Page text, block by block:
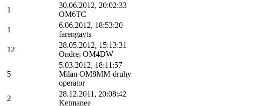
1
30.06.2012, 20:02:33
OM6TC
1
6.06.2012, 18:53:20
farengayts
12
28.05.2012, 15:13:31
Ondrej OM4DW
5
5.03.2012, 18:11:57
Milan OM8MM-druhy
operator
2
28.12.2011, 20:08:42
Ketmanee